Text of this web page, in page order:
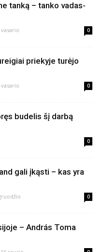
tanką – tanko vadas-
vasario 0
priekyje turėjo
vasario 0
budelis šį darbą
0
gali įkąsti – kas yra
0
– András Toma